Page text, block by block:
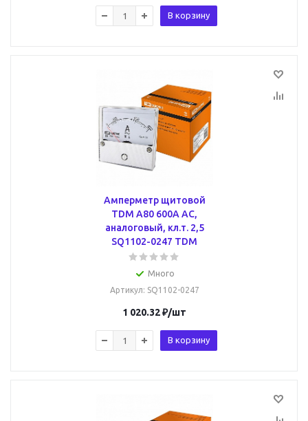
В корзину
Амперметр щитовой
TDM А80 600А AC,
аналоговый, кл.т. 2,5
SQ1102-0247 TDM
Много
Артикул: SQ1102-0247
1 020.32₽/шт
В корзину